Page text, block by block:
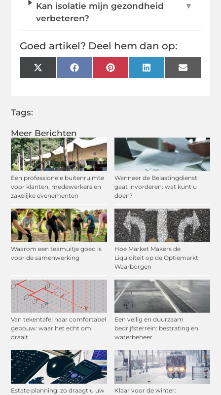
Meer Berichten
Een professionele buitenruimte
voor klanten, medewerkers en
zakelijke evenementen
Wanneer de Belastingdienst
gaat invorderen: wat kunt u
doen?
Waarom een teamuitje goed is
voor de samenwerking
Hoe Market Makers de
Liquiditeit op de Optiemarkt
Waarborgen
Van tekentafel naar comfortabel
gebouw: waar het echt om
draait
Een veilig en duurzaam
bedrijfsterrein: bestrating en
waterbeheer
Estate planning: zo draagt u uw Klaar voor de winter:
Kan isolatie mijn gezondheid
verbeteren?
▼
Goed artikel? Deel hem dan op:
X
(Twitter)
FacebookPinterestLinkedInEmail
Tags: